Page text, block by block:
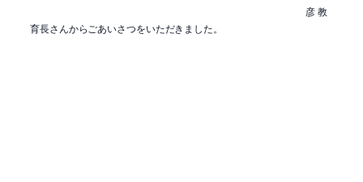
彦 教
育長さんからごあいさつをいただきました。